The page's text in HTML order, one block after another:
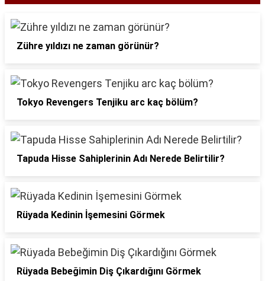
Zühre yıldızı ne zaman görünür?
Tokyo Revengers Tenjiku arc kaç bölüm?
Tapuda Hisse Sahiplerinin Adı Nerede Belirtilir?
Rüyada Kedinin İşemesini Görmek
Rüyada Bebeğimin Diş Çıkardığını Görmek